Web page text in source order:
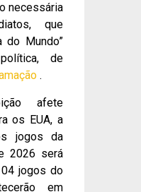
necessária
que
do Mundo”
de
.
afete
os EUA, a
jogos da
2026 será
jogos do
em